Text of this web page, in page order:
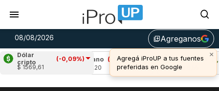
08/08/2026 library_addAgreganos
×
Agregá iProUP a tus fuentes
preferidas en Google
Dólar
cripto
(-0,09%)
$ 1569,61
Cardano (-1,32%)
Avalanche
u$s 6,55